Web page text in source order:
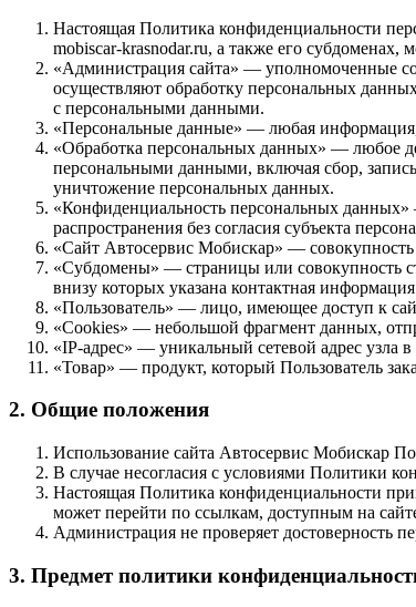
Настоящая Политика конфиденциальности
mobiscar-krasnodar.ru, а также его субдоменах,
«Администрация сайта» — уполномоченные
осуществляют обработку персональных
с персональными данными.
«Персональные данные» — любая
«Обработка персональных данных» — любое
персональными данными, включая сбор,
уничтожение персональных данных.
«Конфиденциальность персональных
распространения без согласия субъекта
«Сайт Автосервис Мобискар» — совокупность
«Субдомены» — страницы или совокупность
внизу которых указана контактная
«Пользователь» — лицо, имеющее доступ к
«Cookies» — небольшой фрагмент данных,
«IP-адрес» — уникальный сетевой адрес узла
«Товар» — продукт, который Пользователь
2. Общие положения
Использование сайта Автосервис Мобискар
В случае несогласия с условиями Политики
Настоящая Политика конфиденциальности
может перейти по ссылкам, доступным на
Администрация не проверяет достоверность
3. Предмет политики